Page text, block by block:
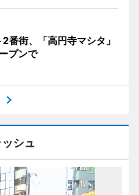
番街、「高円寺マシタ」
プンで
シュ